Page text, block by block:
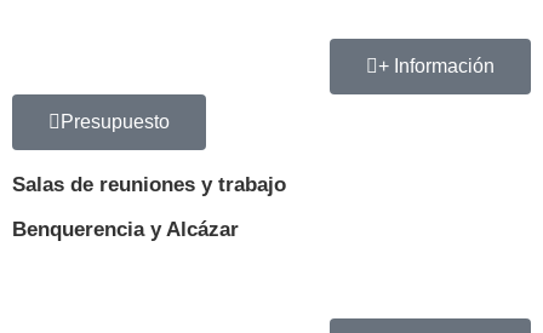
+ Información
Presupuesto
Salas de reuniones y trabajo
Benquerencia y Alcázar